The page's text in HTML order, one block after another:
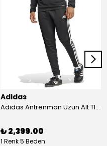
Adidas
Adidas Antrenman Uzun Alt TIRO ES PNT JD0442
₺ 2,399.00
1 Renk 5 Beden